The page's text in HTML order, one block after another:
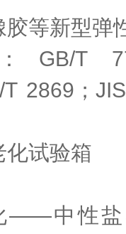
等新型弹
T 7762
T 2869；
化试验箱
——中性盐